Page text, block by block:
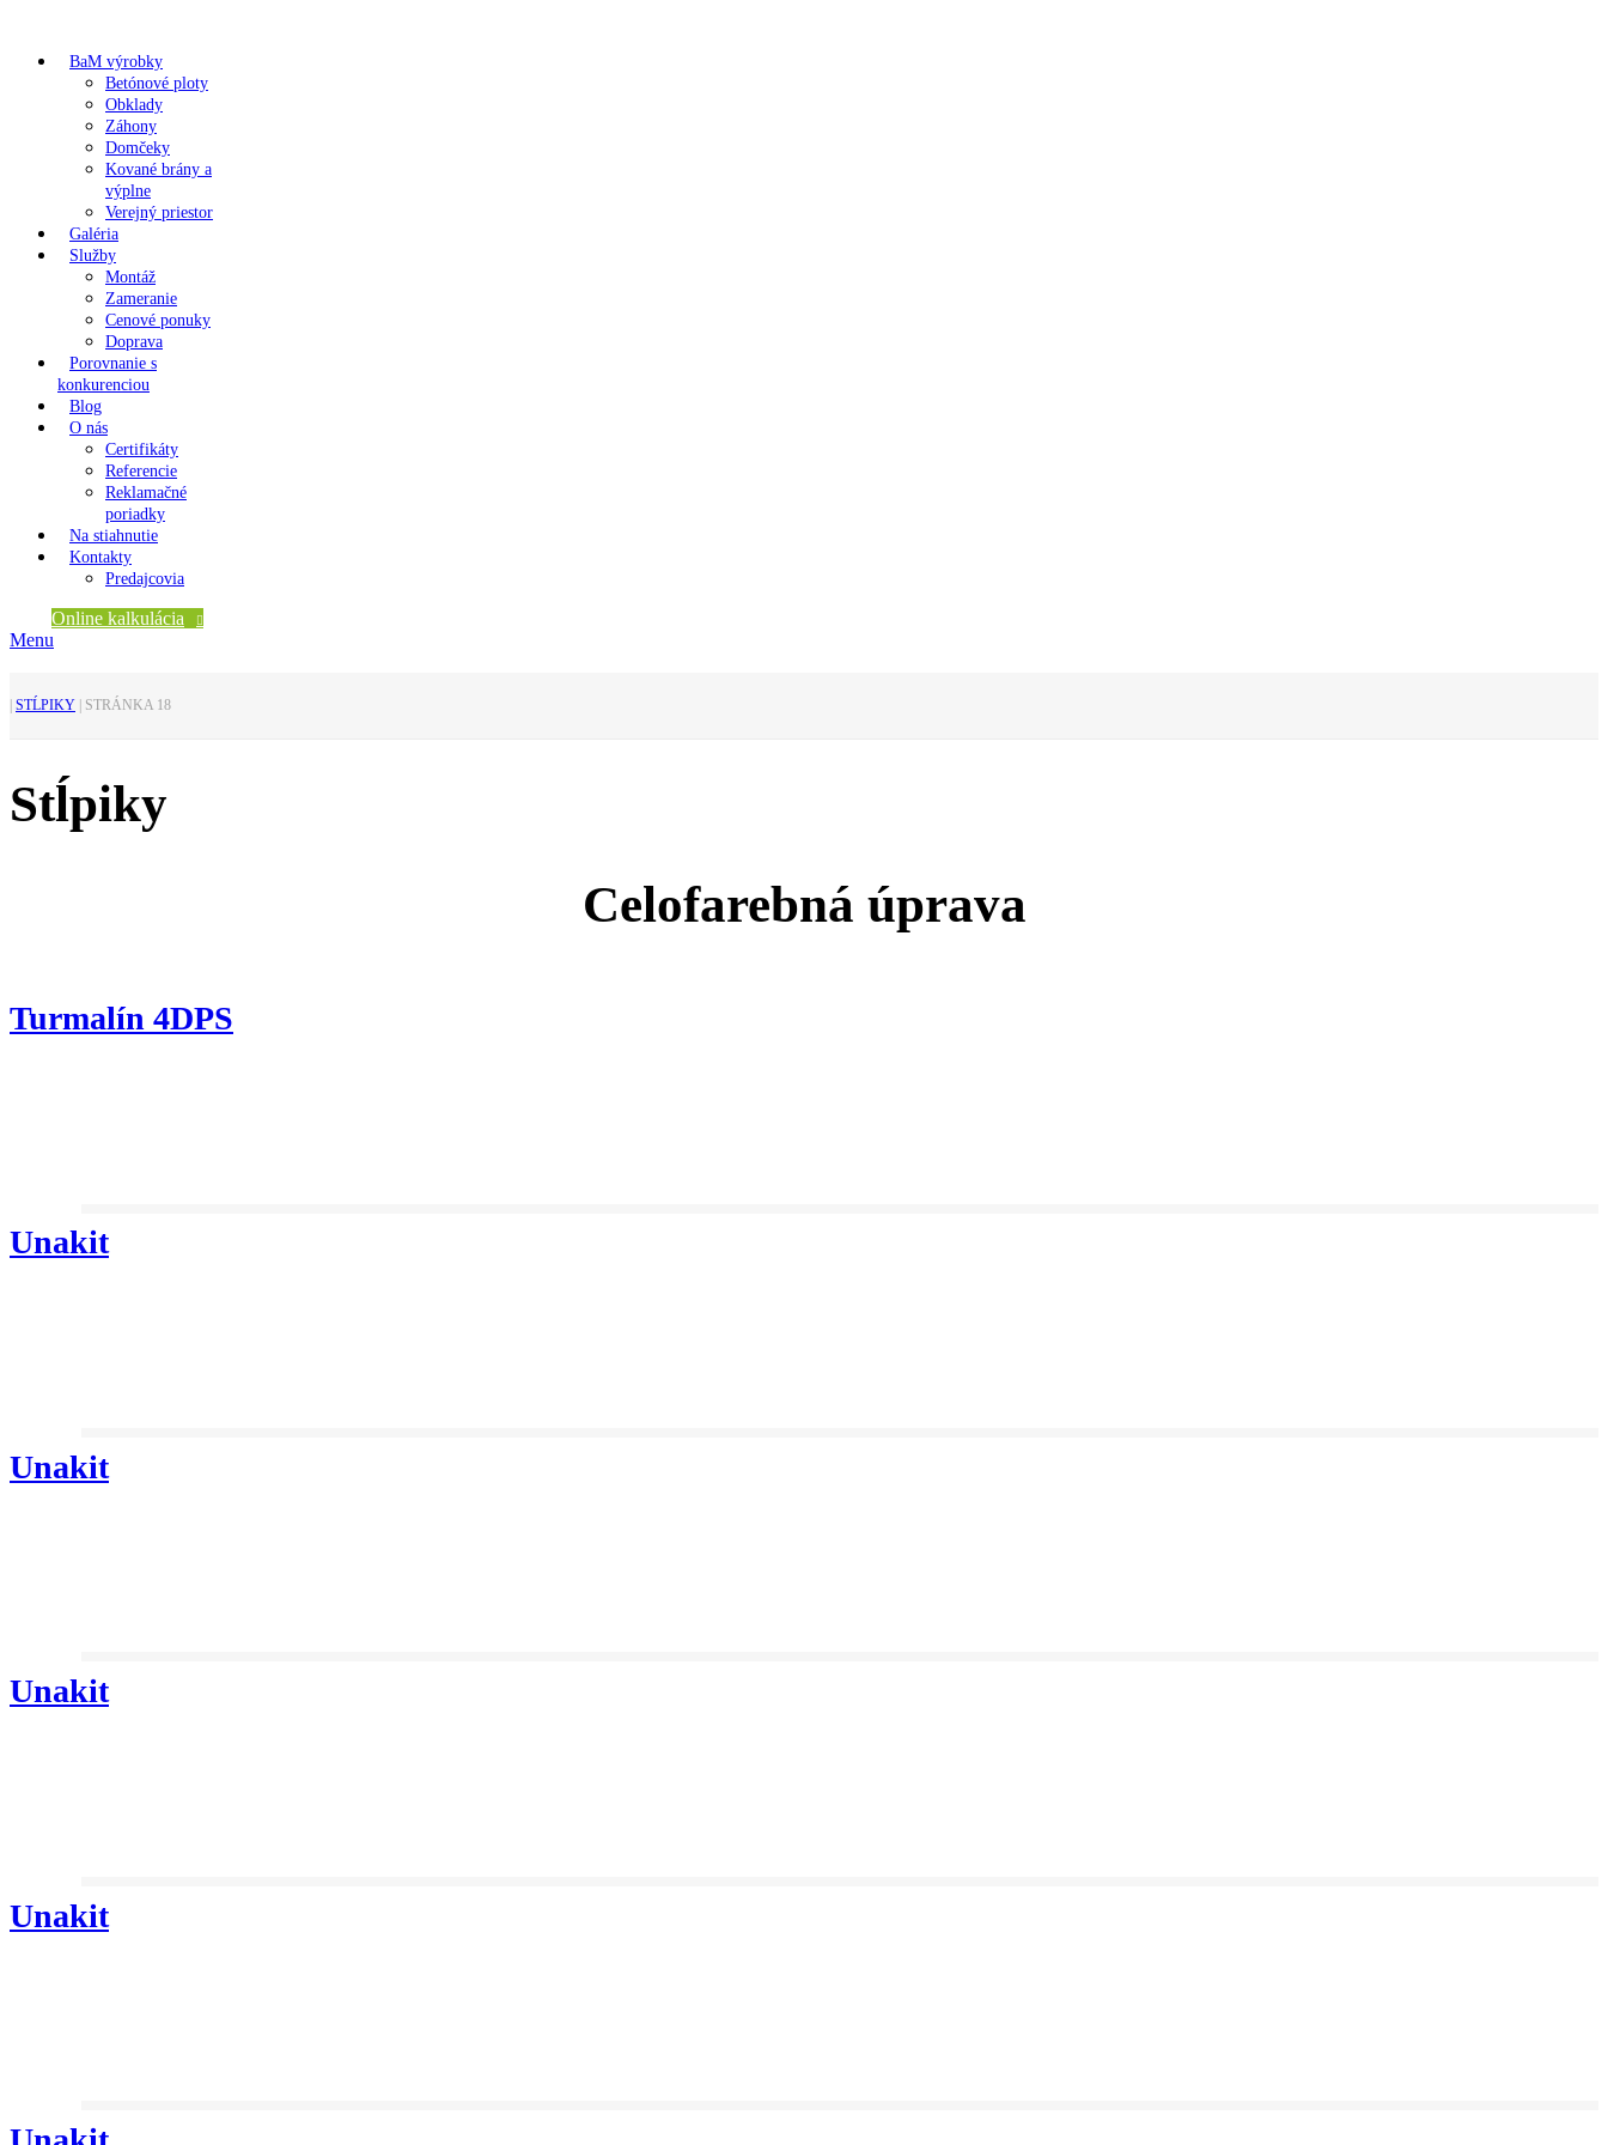
BaM výrobky
Betónové ploty
Obklady
Záhony
Domčeky
Kované brány a
výplne
Verejný priestor
Galéria
Služby
Montáž
Zameranie
Cenové ponuky
Doprava
Porovnanie s
konkurenciou
Blog
O nás
Certifikáty
Referencie
Reklamačné
poriadky
Na stiahnutie
Kontakty
Predajcovia
Online kalkulácia
Menu
STĹPIKY STRÁNKA 18
Stĺpiky
Celofarebná úprava
Turmalín 4DPS
Unakit
Unakit
Unakit
Unakit